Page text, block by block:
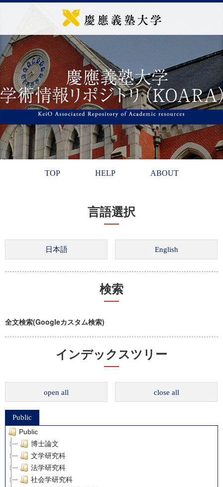
TOP HELP ABOUT
言語選択
検索
全文検索(Googleカスタム検索)
インデックスツリー
open all close all
Public
Public
博士論文
文学研究科
法学研究科
社会学研究科